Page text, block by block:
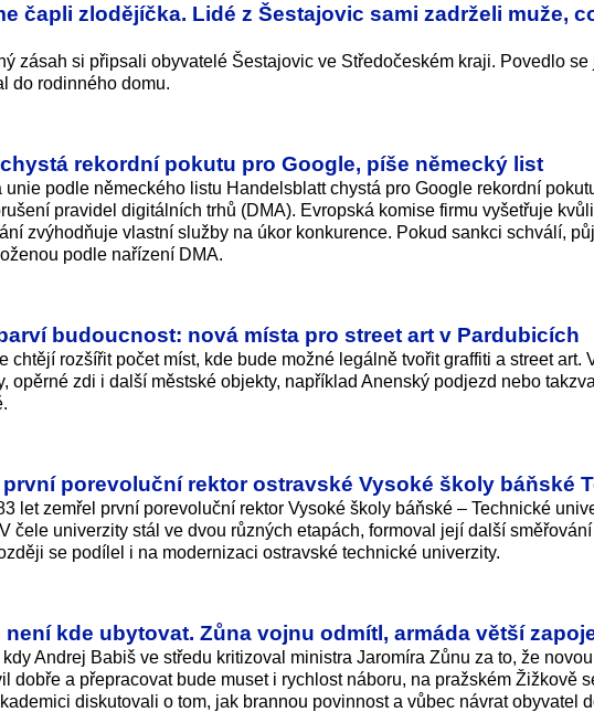
čapli zlodějíčka. Lidé z Šestajovic sami zadrželi muže,
zásah si připsali obyvatelé Šestajovic ve Středočeském kraji. Povedlo
do rodinného domu.
rekordní pokutu pro Google, píše německý list
unie podle německého listu Handelsblatt chystá pro Google rekordní
pravidel digitálních trhů (DMA). Evropská komise firmu vyšetřuje
zvýhodňuje vlastní služby na úkor konkurence. Pokud sankci schválí,
podle nařízení DMA.
budoucnost: nová místa pro street art v Pardubicích
chtějí rozšířit počet míst, kde bude možné legálně tvořit graffiti a street art.
opěrné zdi i další městské objekty, například Anenský podjezd nebo
první porevoluční rektor ostravské Vysoké školy báňské
let zemřel první porevoluční rektor Vysoké školy báňské – Technické
čele univerzity stál ve dvou různých etapách, formoval její další
se podílel i na modernizaci ostravské technické univerzity.
není kde ubytovat. Zůna vojnu odmítl, armáda větší
Andrej Babiš ve středu kritizoval ministra Jaromíra Zůnu za to, že
dobře a přepracovat bude muset i rychlost náboru, na pražském Žižkově
diskutovali o tom, jak brannou povinnost a vůbec návrat obyvatel